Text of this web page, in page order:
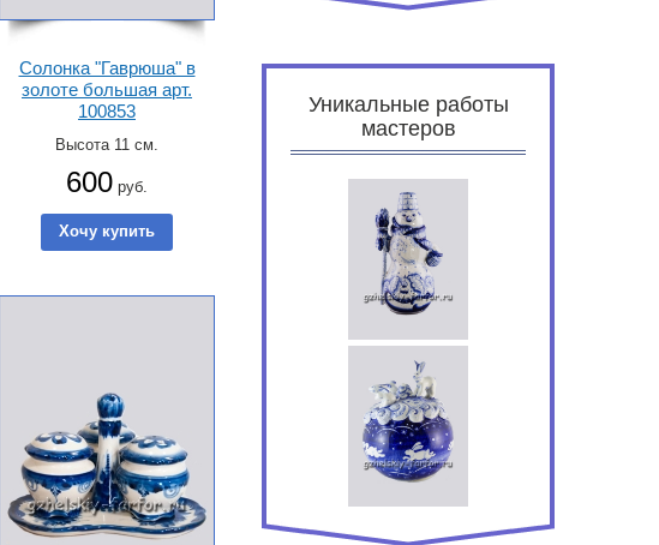
Солонка "Гаврюша" в
золоте большая арт.
100853
Высота 11 см.
600 руб.
Уникальные работы
мастеров